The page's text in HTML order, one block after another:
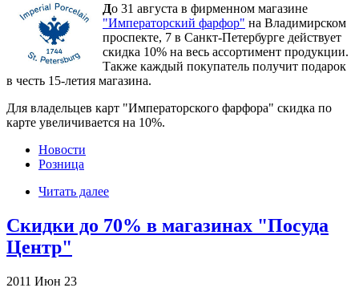
До 31 августа в фирменном магазине
"Императорский фарфор" на Владимирском
проспекте, 7 в Санкт-Петербурге действует
скидка 10% на весь ассортимент продукции.
Также каждый покупатель получит подарок
в честь 15-летия магазина.
Для владельцев карт "Императорского фарфора" скидка по
карте увеличивается на 10%.
Новости
Розница
Читать далее
Скидки до 70% в магазинах "Посуда
Центр"
2011 Июн 23